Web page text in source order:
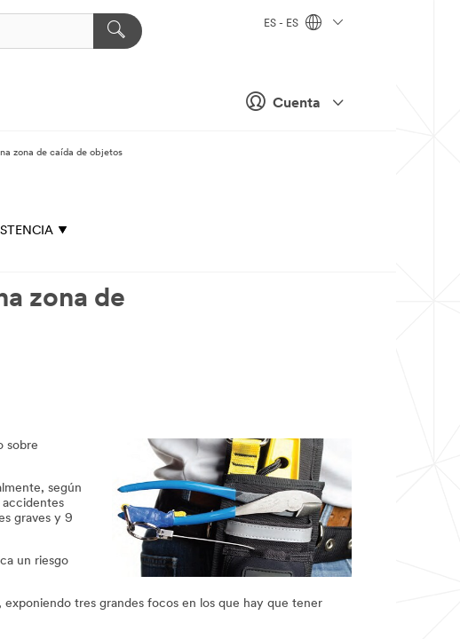
Cuenta
ES - ES
zona de caída de objetos
zona de
sobre
según
accidentes
graves y 9
un riesgo
tres grandes focos en los que hay que tener